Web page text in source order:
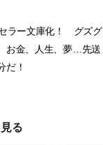
ラー文庫化！ グズグ
お金、人生、夢…先
だ！
る